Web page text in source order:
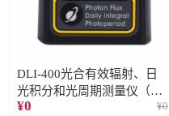
DLI-400光合有效辐射、日
光积分和光周期测量仪（仅
阳光）
¥0 ¥0